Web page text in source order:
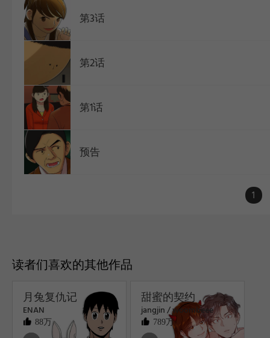
第3话
第2话
第1话
预告
1
读者们喜欢的其他作品
月兔复仇记
ENAN
88万
甜蜜的契约
jangjin / woombeee
789万